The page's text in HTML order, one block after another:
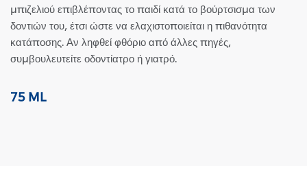
μπιζελιού επιβλέποντας το παιδί κατά το βούρτσισμα των
δοντιών του, έτσι ώστε να ελαχιστοποιείται η πιθανότητα
κατάποσης. Αν ληφθεί φθόριο από άλλες πηγές,
συμβουλευτείτε οδοντίατρο ή γιατρό.
75 ML